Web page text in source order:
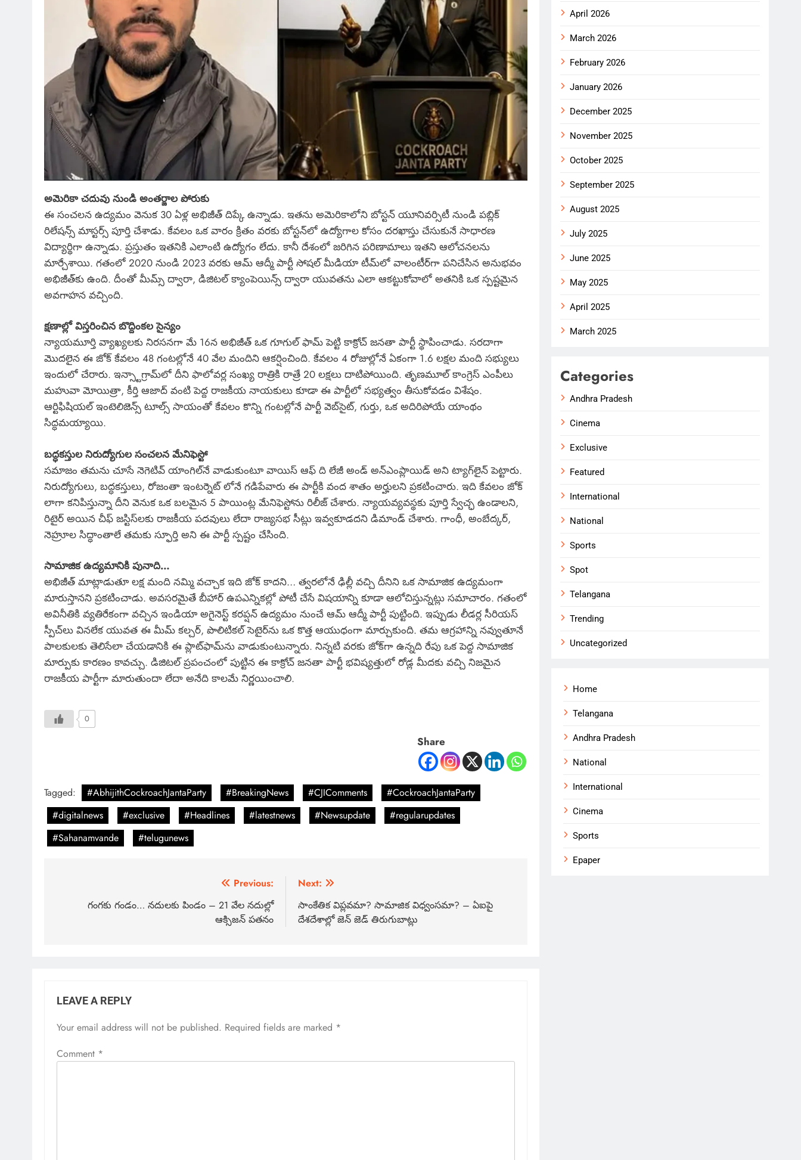
అమెరికా చదువు నుండి అంతర్జాల పోరుకు
ఈ సంచలన ఉద్యమం వెనుక 30 ఏళ్ల అభిజీత్ దిప్కే ఉన్నాడు. ఇతను అమెరికాలోని బోస్టన్ యూనివర్సిటీ నుండి పబ్లిక్
రిలేషన్స్ మాస్టర్స్ పూర్తి చేశాడు. కేవలం ఒక వారం క్రితం వరకు బోస్టన్‌లో ఉద్యోగాల కోసం దరఖాస్తు చేసుకునే సాధారణ
విద్యార్థిగా ఉన్నాడు. ప్రస్తుతం ఇతనికి ఎలాంటి ఉద్యోగం లేదు. కానీ దేశంలో జరిగిన పరిణామాలు ఇతని ఆలోచనలను
మార్చేశాయి. గతంలో 2020 నుండి 2023 వరకు ఆమ్ ఆద్మీ పార్టీ సోషల్ మీడియా టీమ్‌లో వాలంటీర్‌గా పనిచేసిన అనుభవం
అభిజీత్‌కు ఉంది. దీంతో మీమ్స్ ద్వారా, డిజిటల్ క్యాంపెయిన్స్ ద్వారా యువతను ఎలా ఆకట్టుకోవాలో అతనికి ఒక స్పష్టమైన
అవగాహన వచ్చింది.
క్షణాల్లో విస్తరించిన బొద్దింకల సైన్యం
న్యాయమూర్తి వ్యాఖ్యలకు నిరసనగా మే 16న అభిజీత్ ఒక గూగుల్ ఫామ్ పెట్టి కాక్రోచ్ జనతా పార్టీ స్థాపించాడు. సరదాగా
మొదలైన ఈ జోక్ కేవలం 48 గంటల్లోనే 40 వేల మందిని ఆకర్షించింది. కేవలం 4 రోజుల్లోనే ఏకంగా 1.6 లక్షల మంది సభ్యులు
ఇందులో చేరారు. ఇన్స్టాగ్రామ్‌లో దీని ఫాలోవర్ల సంఖ్య రాత్రికి రాత్రే 20 లక్షలు దాటిపోయింది. తృణమూల్ కాంగ్రెస్ ఎంపీలు
మహువా మోయిత్రా, కీర్తి ఆజాద్ వంటి పెద్ద రాజకీయ నాయకులు కూడా ఈ పార్టీలో సభ్యత్వం తీసుకోవడం విశేషం.
ఆర్టిఫిషియల్ ఇంటెలిజెన్స్ టూల్స్ సాయంతో కేవలం కొన్ని గంటల్లోనే పార్టీ వెబ్‌సైట్, గుర్తు, ఒక అదిరిపోయే యాంథం
సిద్ధమయ్యాయి.
బద్ధకస్తుల నిరుద్యోగుల సంచలన మేనిఫెస్టో
సమాజం తమను చూసే నెగెటివ్ యాంగిల్‌నే వాడుకుంటూ వాయిస్ ఆఫ్ ది లేజీ అండ్ అన్‌ఎంప్లాయిడ్ అని ట్యాగ్‌లైన్ పెట్టారు.
నిరుద్యోగులు, బద్ధకస్తులు, రోజంతా ఇంటర్నెట్ లోనే గడిపేవారు ఈ పార్టీకి వంద శాతం అర్హులని ప్రకటించారు. ఇది కేవలం జోక్
లాగా కనిపిస్తున్నా దీని వెనుక ఒక బలమైన 5 పాయింట్ల మేనిఫెస్టోను రిలీజ్ చేశారు. న్యాయవ్యవస్థకు పూర్తి స్వేచ్ఛ ఉండాలని,
రిటైర్ అయిన చీఫ్ జస్టిస్‌లకు రాజకీయ పదవులు లేదా రాజ్యసభ సీట్లు ఇవ్వకూడదని డిమాండ్ చేశారు. గాంధీ, అంబేద్కర్,
నెహ్రూల సిద్ధాంతాలే తమకు స్ఫూర్తి అని ఈ పార్టీ స్పష్టం చేసింది.
సామాజిక ఉద్యమానికి పునాది…
అభిజీత్ మాట్లాడుతూ లక్ష మంది నమ్మి వచ్చాక ఇది జోక్ కాదని… త్వరలోనే ఢిల్లీ వచ్చి దీనిని ఒక సామాజిక ఉద్యమంగా
మారుస్తానని ప్రకటించాడు. అవసరమైతే బీహార్ ఉపఎన్నికల్లో పోటీ చేసే విషయాన్ని కూడా ఆలోచిస్తున్నట్లు సమాచారం. గతంలో
అవినీతికి వ్యతిరేకంగా వచ్చిన ఇండియా అగైనెస్ట్ కరప్షన్ ఉద్యమం నుంచే ఆమ్ ఆద్మీ పార్టీ పుట్టింది. ఇప్పుడు లీడర్ల సీరియస్
స్పీచ్‌లు వినలేక యువత ఈ మీమ్ కల్చర్, పొలిటికల్ సెటైర్‌ను ఒక కొత్త ఆయుధంగా మార్చుకుంది. తమ ఆగ్రహాన్ని నవ్వుతూనే
పాలకులకు తెలిసేలా చేయడానికి ఈ ప్లాట్‌ఫామ్‌ను వాడుకుంటున్నారు. నిన్నటి వరకు జోక్‌గా ఉన్నది రేపు ఒక పెద్ద సామాజిక
మార్పుకు కారణం కావచ్చు. డిజిటల్ ప్రపంచంలో పుట్టిన ఈ కాక్రోచ్ జనతా పార్టీ భవిష్యత్తులో రోడ్ల మీదకు వచ్చి నిజమైన
రాజకీయ పార్టీగా మారుతుందా లేదా అనేది కాలమే నిర్ణయించాలి.
0
Share
Tagged: #AbhijithCockroachJantaParty #BreakingNews #CJIComments
#CockroachJantaParty
#digitalnews
#exclusive #Headlines #latestnews #Newsupdate
#regularupdates
#Sahanamvande
#telugunews
Previous:
గంగకు గండం… నదులకు పిండం – 21 వేల నదుల్లో
ఆక్సిజన్ పతనం
Next:
సాంకేతిక విప్లవమా? సామాజిక విధ్వంసమా? – ఏఐపై
దేశదేశాల్లో జెన్ జెడ్ తిరుగుబాట్లు
LEAVE A REPLY
Your email address will not be published. Required fields are marked *
Comment *
April 2026
March 2026
February 2026
January 2026
December 2025
November 2025
October 2025
September 2025
August 2025
July 2025
June 2025
May 2025
April 2025
March 2025
Categories
Andhra Pradesh
Cinema
Exclusive
Featured
International
National
Sports
Spot
Telangana
Trending
Uncategorized
Home
Telangana
Andhra Pradesh
National
International
Cinema
Sports
Epaper